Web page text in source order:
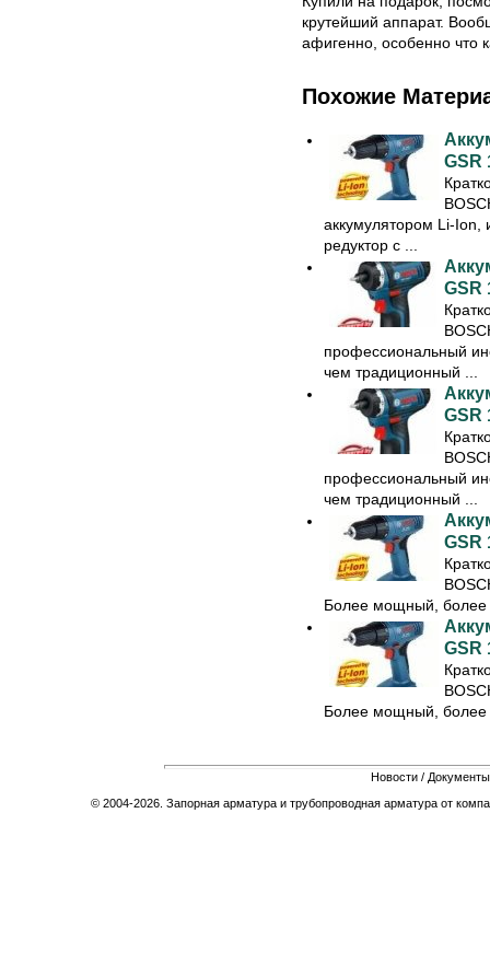
крутейший аппарат.
афигенно, особенно что
Похожие
GSR
аккумулятором Li-Ion,
редуктор с ...
GSR
профессиональный
чем традиционный ...
GSR
профессиональный
чем традиционный ...
GSR
Более мощный, более
GSR
Более мощный, более
Новости / Документы
© 2004-2026. Запорная арматура и трубопроводная арматура от